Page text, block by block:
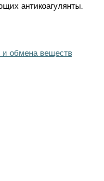
антикоагулянты.
обмена веществ